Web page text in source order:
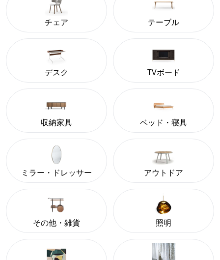
チェア テーブル
デスク TVボード
収納家具 ベッド・寝具
ミラー・ドレッサー アウトドア
その他・雑貨 照明